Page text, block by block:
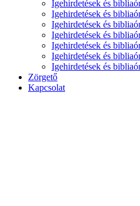
Igehirdetések és
Igehirdetések és
Igehirdetések és
Igehirdetések és
Igehirdetések és
Igehirdetések és
Igehirdetések és
Zörgető
Kapcsolat